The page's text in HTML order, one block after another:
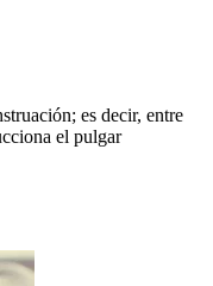
es decir, entre
el pulgar